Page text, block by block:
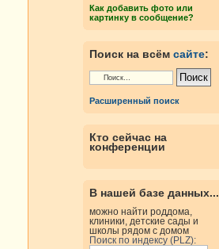
Как добавить фото или
картинку в сообщение?
Поиск на всём сайте:
Расширенный поиск
Кто сейчас на
конференции
В нашей базе данных...
можно найти роддома,
клиники, детские сады и
школы рядом с домом
Поиск по индексу (PLZ):